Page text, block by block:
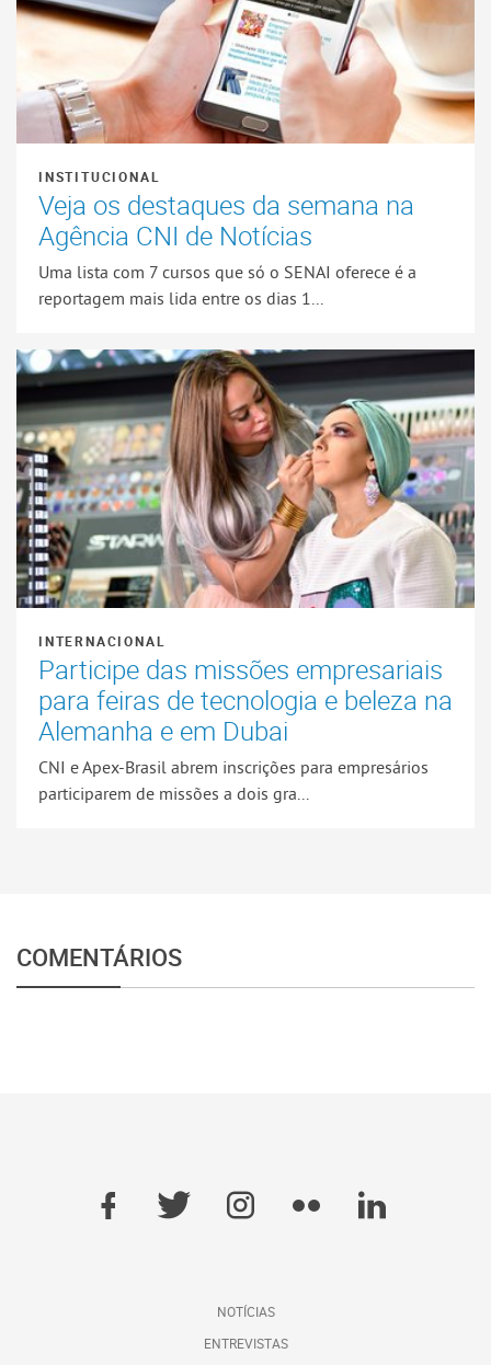
INSTITUCIONAL
Veja os destaques da semana na
Agência CNI de Notícias
Uma lista com 7 cursos que só o SENAI oferece é a
reportagem mais lida entre os dias 1...
INTERNACIONAL
Participe das missões empresariais
para feiras de tecnologia e beleza na
Alemanha e em Dubai
CNI e Apex-Brasil abrem inscrições para empresários
participarem de missões a dois gra...
COMENTÁRIOS
NOTÍCIAS
ENTREVISTAS